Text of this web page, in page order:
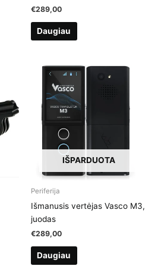
€289,00
Daugiau
IŠPARDUOTA
Periferija
Išmanusis vertėjas Vasco M3,
juodas
€289,00
Daugiau